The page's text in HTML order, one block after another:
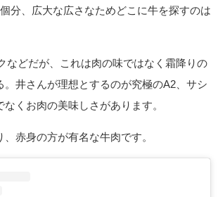
分、広大な広さなためどこに牛を探すのは
などだが、これは肉の味ではなく霜降りの
。井さんが理想とするのが究極のA2、サシ
くお肉の美味しさがあります。
赤身の方が有名な牛肉です。